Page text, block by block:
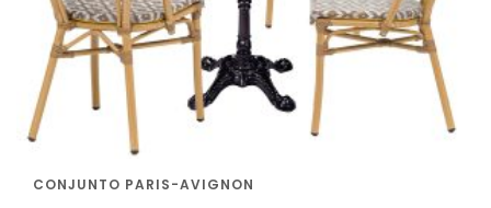
CONJUNTO PARIS-AVIGNON